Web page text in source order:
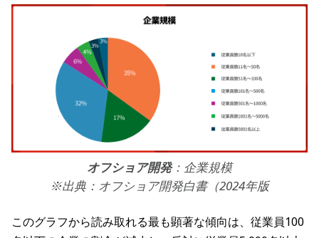
オフショア開発：企業規模
※出典：オフショア開発白書（2024年版
このグラフから読み取れる最も顕著な傾向は、従業員100